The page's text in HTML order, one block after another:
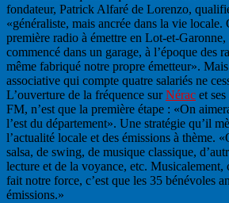
fondateur, Patrick Alfaré de Lorenzo,
«généraliste, mais ancrée dans la vie locale.
première radio à émettre en Lot-et-Garonne,
commencé dans un garage, à l’époque des
même fabriqué notre propre émetteur».
associative qui compte quatre salariés ne
L’ouverture de la fréquence surNérac et
FM, n’est que la première étape : «On
l’est du département». Une stratégie qu’il
l’actualité locale et des émissions à thème.
salsa, de swing, de musique classique,
lecture et de la voyance, etc. Musicalement,
fait notre force, c’est que les 35 bénévoles
émissions.»